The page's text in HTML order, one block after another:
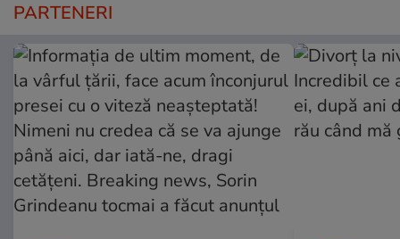
PARTENERI